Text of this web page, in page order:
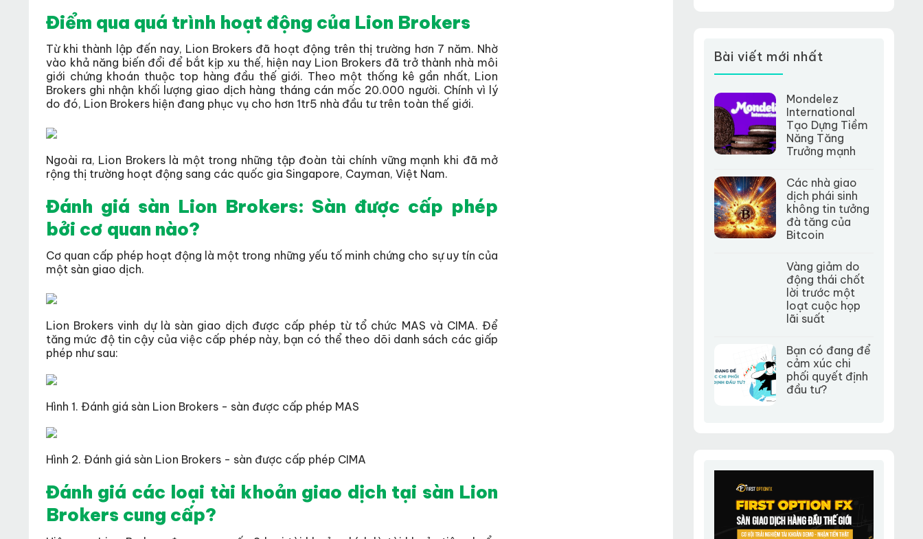
Điểm qua quá trình hoạt động của Lion Brokers
Từ khi thành lập đến nay, Lion Brokers đã hoạt động trên thị trường hơn 7 năm. Nhờ
vào khả năng biến đổi để bắt kịp xu thế, hiện nay Lion Brokers đã trở thành nhà môi
giới chứng khoán thuộc top hàng đầu thế giới. Theo một thống kê gần nhất, Lion
Brokers ghi nhận khối lượng giao dịch hàng tháng cán mốc 20.000 người. Chính vì lý
do đó, Lion Brokers hiện đang phục vụ cho hơn 1tr5 nhà đầu tư trên toàn thế giới.
Ngoài ra, Lion Brokers là một trong những tập đoàn tài chính vững mạnh khi đã mở
rộng thị trường hoạt động sang các quốc gia Singapore, Cayman, Việt Nam.
Đánh giá sàn Lion Brokers: Sàn được cấp phép
bởi cơ quan nào?
Cơ quan cấp phép hoạt động là một trong những yếu tố minh chứng cho sự uy tín của
một sàn giao dịch.
Lion Brokers vinh dự là sàn giao dịch được cấp phép từ tổ chức MAS và CIMA. Để
tăng mức độ tin cậy của việc cấp phép này, bạn có thể theo dõi danh sách các giấp
phép như sau:
Hình 1. Đánh giá sàn Lion Brokers - sàn được cấp phép MAS
Hình 2. Đánh giá sàn Lion Brokers - sàn được cấp phép CIMA
Đánh giá các loại tài khoản giao dịch tại sàn Lion
Brokers cung cấp?
Bài viết mới nhất
Mondelez
International
Tạo Dựng Tiềm
Năng Tăng
Trưởng mạnh
Các nhà giao
dịch phái sinh
không tin tưởng
đà tăng của
Bitcoin
Vàng giảm do
động thái chốt
lời trước một
loạt cuộc họp
lãi suất
Bạn có đang để
cảm xúc chi
phối quyết định
đầu tư?